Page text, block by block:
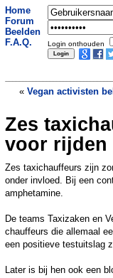
Home
Forum
Beelden
F.A.Q.
Login onthouden
« Vegan activisten
Zes
voor rijden
Zes taxichauffeurs zijn
onder invloed. Bij een
amphetamine.
De teams Taxizaken en
chauffeurs die allemaal
een positieve testuitslag
Later is bij hen ook een